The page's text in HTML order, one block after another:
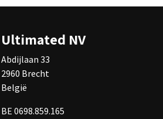
Ultimated NV
Abdijlaan 33
2960 Brecht
België
BE 0698.859.165